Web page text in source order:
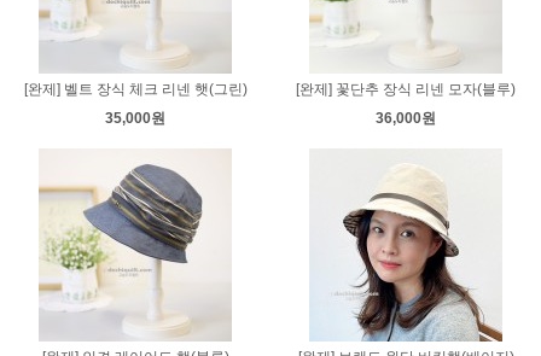
[완제] 벨트 장식 체크 리넨 햇(그린)
35,000원
[완제] 꽃단추 장식 리넨 모자(블루)
36,000원